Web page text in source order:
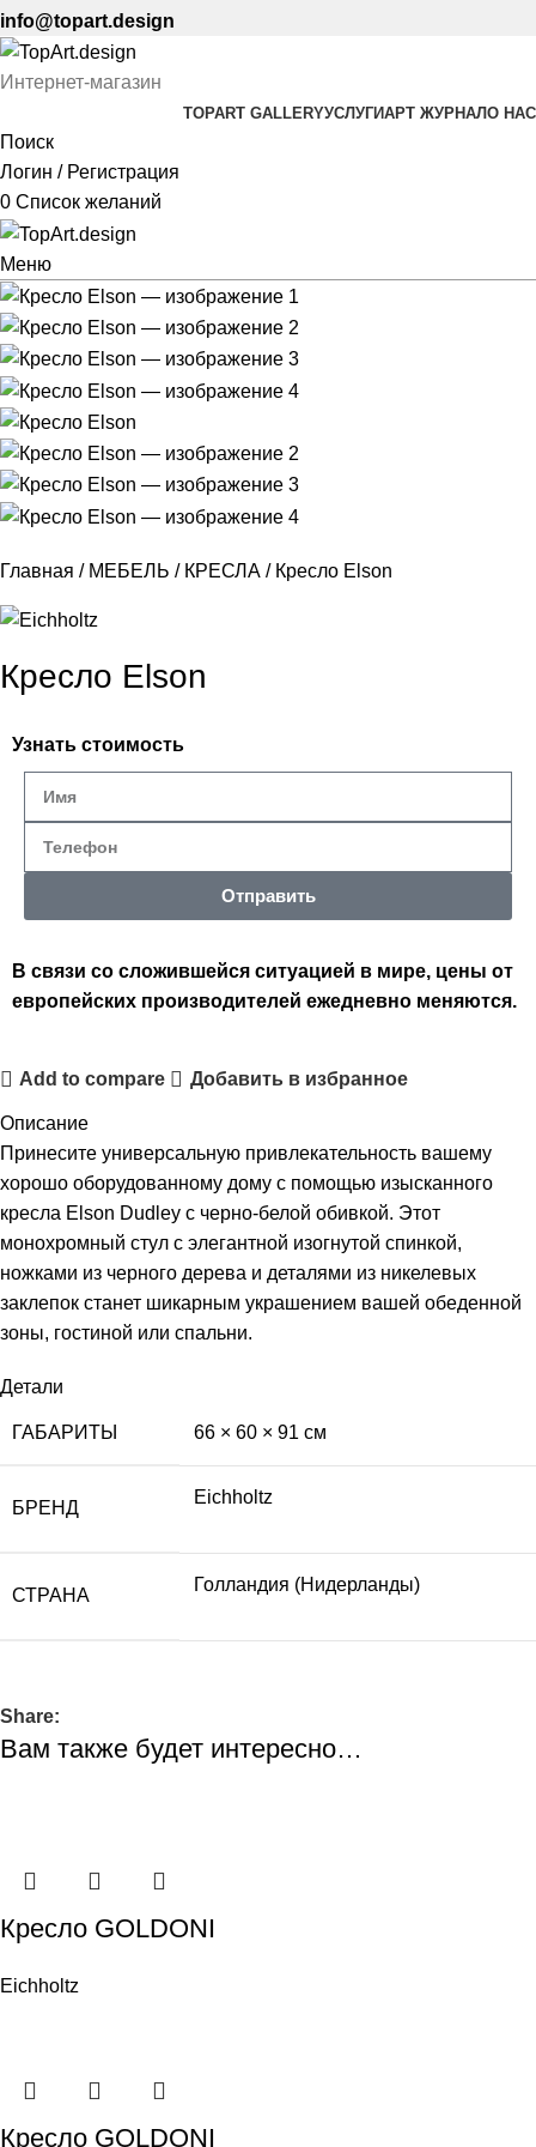
info@topart.design
Интернет-магазин
TOPART GALLERYУСЛУГИАРТ ЖУРНАЛО НАС
Поиск
Логин / Регистрация
0 Список желаний
Меню
Главная МЕБЕЛЬ КРЕСЛА Кресло Elson
Кресло Elson
Узнать стоимость
Отправить
В связи со сложившейся ситуацией в мире, цены от
европейских производителей ежедневно меняются.
Add to compare Добавить в избранное
Описание
Принесите универсальную привлекательность вашему
хорошо оборудованному дому с помощью изысканного
кресла Elson Dudley с черно-белой обивкой. Этот
монохромный стул с элегантной изогнутой спинкой,
ножками из черного дерева и деталями из никелевых
заклепок станет шикарным украшением вашей обеденной
зоны, гостиной или спальни.
Детали
ГАБАРИТЫ 66 × 60 × 91 см
БРЕНД
Eichholtz
СТРАНА
Голландия (Нидерланды)
Share:
Вам также будет интересно…
Кресло GOLDONI
Eichholtz
Кресло GOLDONI